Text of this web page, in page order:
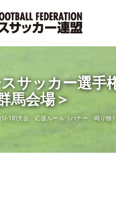
サッカー選
馬会場＞
18)大会 応援ルール（バナー、鳴り物